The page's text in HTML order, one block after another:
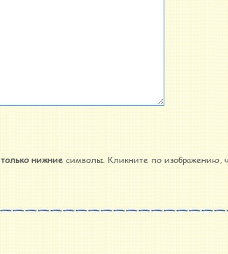
только нижниесимволы. Кликните по изображению,